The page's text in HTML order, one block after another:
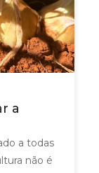
a
a todas
não é